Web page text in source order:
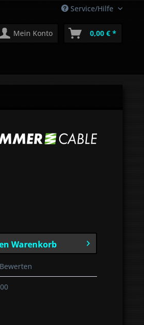
Service/Hilfe
Mein Konto 0,00 € *
Warenkorb
Bewerten